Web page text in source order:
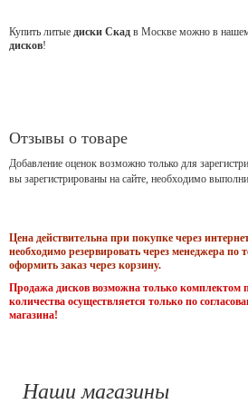
Купить литые диски Скад в Москве можно в
дисков!
Отзывы о товаре
Добавление оценок возможно только для
вы зарегистрированы на сайте, необходимо
Цена действительна при покупке через
необходимо резервировать через менеджера по
оформить заказ через корзину.
Продажа дисков возможна только комплектом
количества осуществляется только по
магазина!
Наши магазины